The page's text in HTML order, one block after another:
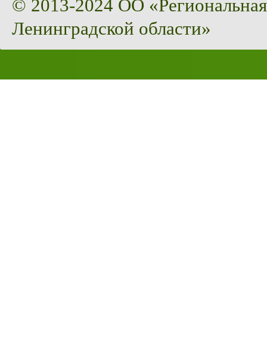
© 2013-2024 ОО
Ленинградской области»